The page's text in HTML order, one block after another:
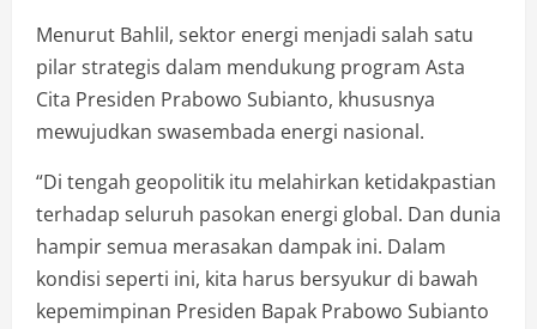
Menurut Bahlil, sektor energi menjadi salah satu
pilar strategis dalam mendukung program Asta
Cita Presiden Prabowo Subianto, khususnya
mewujudkan swasembada energi nasional.
“Di tengah geopolitik itu melahirkan ketidakpastian
terhadap seluruh pasokan energi global. Dan dunia
hampir semua merasakan dampak ini. Dalam
kondisi seperti ini, kita harus bersyukur di bawah
kepemimpinan Presiden Bapak Prabowo Subianto